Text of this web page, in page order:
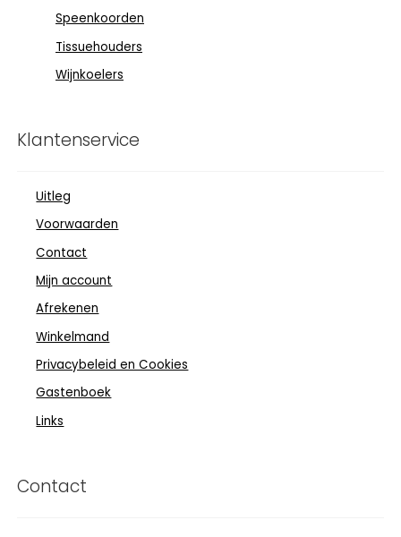
Speenkoorden
Tissuehouders
Wijnkoelers
Klantenservice
Uitleg
Voorwaarden
Contact
Mijn account
Afrekenen
Winkelmand
Privacybeleid en Cookies
Gastenboek
Links
Contact